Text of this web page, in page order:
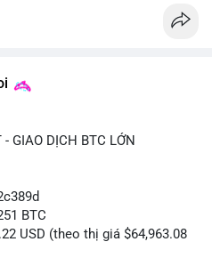
GIAO DỊCH BTC LỚN
BTC
USD (theo thị giá $64,963.08